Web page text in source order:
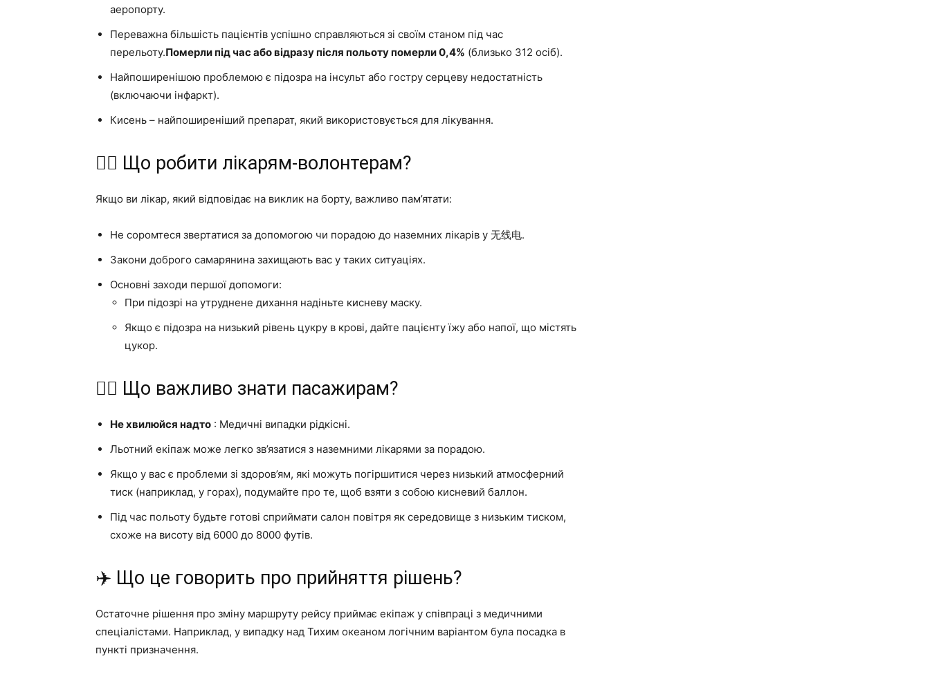
аеропорту.
Переважна більшість пацієнтів успішно справляються зі своїм станом під час
перельоту.Померли під час або відразу після польоту померли 0,4% (близько 312 осіб).
Найпоширенішою проблемою є підозра на інсульт або гостру серцеву недостатність
(включаючи інфаркт).
Кисень – найпоширеніший препарат, який використовується для лікування.
👨‍⚕️ Що робити лікарям-волонтерам?
Якщо ви лікар, який відповідає на виклик на борту, важливо пам’ятати:
Не соромтеся звертатися за допомогою чи порадою до наземних лікарів у 无线电.
Закони доброго самарянина захищають вас у таких ситуаціях.
Основні заходи першої допомоги:
При підозрі на утруднене дихання надіньте кисневу маску.
Якщо є підозра на низький рівень цукру в крові, дайте пацієнту їжу або напої, що містять
цукор.
🧑‍✈️ Що важливо знати пасажирам?
Не хвилюйся надто : Медичні випадки рідкісні.
Льотний екіпаж може легко зв’язатися з наземними лікарями за порадою.
Якщо у вас є проблеми зі здоров’ям, які можуть погіршитися через низький атмосферний
тиск (наприклад, у горах), подумайте про те, щоб взяти з собою кисневий баллон.
Під час польоту будьте готові сприймати салон повітря як середовище з низьким тиском,
схоже на висоту від 6000 до 8000 футів.
✈️ Що це говорить про прийняття рішень?
Остаточне рішення про зміну маршруту рейсу приймає екіпаж у співпраці з медичними
спеціалістами. Наприклад, у випадку над Тихим океаном логічним варіантом була посадка в
пункті призначення.